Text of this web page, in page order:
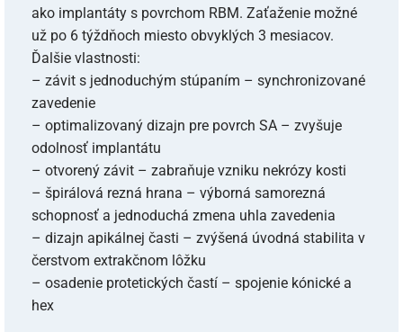
ako implantáty s povrchom RBM. Zaťaženie možné
už po 6 týždňoch miesto obvyklých 3 mesiacov.
Ďalšie vlastnosti:
– závit s jednoduchým stúpaním – synchronizované
zavedenie
– optimalizovaný dizajn pre povrch SA – zvyšuje
odolnosť implantátu
– otvorený závit – zabraňuje vzniku nekrózy kosti
– špirálová rezná hrana – výborná samorezná
schopnosť a jednoduchá zmena uhla zavedenia
– dizajn apikálnej časti – zvýšená úvodná stabilita v
čerstvom extrakčnom lôžku
– osadenie protetických častí – spojenie kónické a
hex